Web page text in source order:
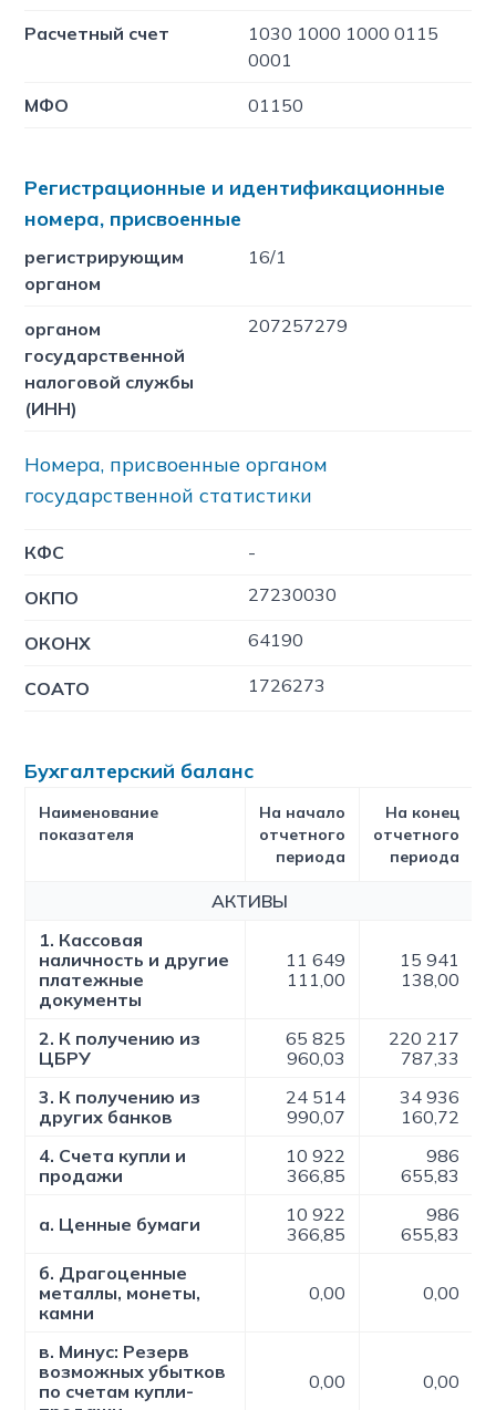
Расчетный счет
1030 1000 1000 0115
0001
МФО 01150
Регистрационные и идентификационные
номера, присвоенные
регистрирующим
органом
16/1
органом
государственной
налоговой службы
(ИНН)
207257279
Номера, присвоенные органом
государственной статистики
КФC -
ОКПО 27230030
ОКОНХ 64190
СОАТО 1726273
Бухгалтерский баланс
Наименование
показателя
На начало
отчетного
периода
На конец
отчетного
периода
АКТИВЫ
1. Кассовая
наличность и другие
платежные
документы
11 649
111,00
15 941
138,00
2. К получению из
ЦБРУ
65 825
960,03
220 217
787,33
3. К получению из
других банков
24 514
990,07
34 936
160,72
4. Счета купли и
продажи
10 922
366,85
986
655,83
а. Ценные бумаги
10 922
366,85
986
655,83
б. Драгоценные
металлы, монеты,
камни
0,00 0,00
в. Минус: Резерв
возможных убытков
по счетам купли-
0,00 0,00